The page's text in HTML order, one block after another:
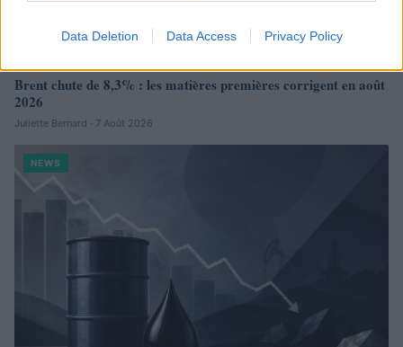
Data Deletion Data Access Privacy Policy
Brent chute de 8,3% : les matières premières corrigent en août
2026
Juliette Bernard · 7 Août 2026
NEWS